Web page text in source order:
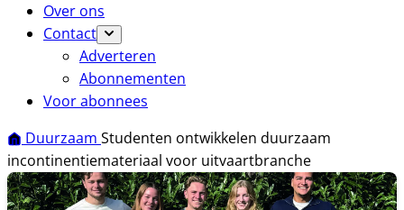
Over ons
Contact
Adverteren
Abonnementen
Voor abonnees
Duurzaam Studenten ontwikkelen duurzaam
incontinentiemateriaal voor uitvaartbranche